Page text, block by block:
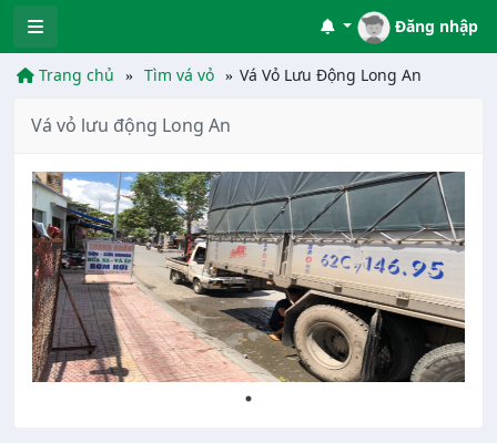
Đăng nhập
Trang chủ Tìm vá vỏ Vá Vỏ Lưu Động Long An
Vá vỏ lưu động Long An